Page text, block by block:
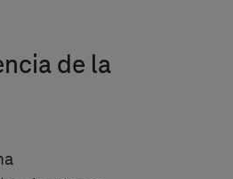
de la